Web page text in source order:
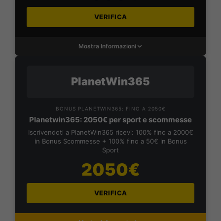
VERIFICA
Mostra Informazioni
PlanetWin365
BONUS PLANETWIN365: FINO A 2050€
Planetwin365: 2050€ per sport e scommesse
Iscrivendoti a PlanetWin365 ricevi: 100% fino a 2000€
in Bonus Scommesse + 100% fino a 50€ in Bonus
Sport
2050€
VERIFICA